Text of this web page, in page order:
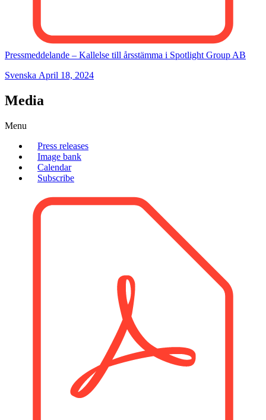
Pressmeddelande – Kallelse till årsstämma i Spotlight Group AB
Svenska April 18, 2024
Media
Menu
Press releases
Image bank
Calendar
Subscribe